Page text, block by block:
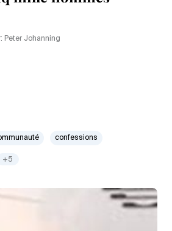
Peter Johanning
confessions
+5